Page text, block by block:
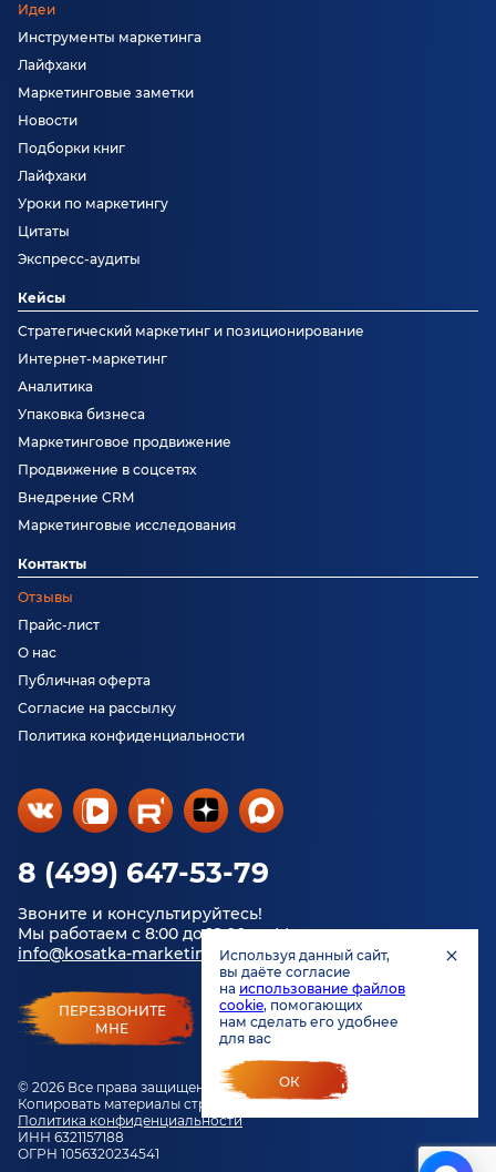
8 (499) 647-53-79
Звоните и консультируйтесь!
Мы работаем с 8:00 до 18:00 по Москве.
info@kosatka-marketing.ru
ПЕРЕЗВОНИТЕ
МНЕ
© 2026 Все права защищены.
Копировать материалы строго запрещено.
Политика конфиденциальности
ИНН 6321157188
ОГРН 1056320234541
Идеи
Инструменты маркетинга
Лайфхаки
Маркетинговые заметки
Новости
Подборки книг
Лайфхаки
Уроки по маркетингу
Цитаты
Экспресс-аудиты
Кейсы
Стратегический маркетинг и позиционирование
Интернет-маркетинг
Аналитика
Упаковка бизнеса
Маркетинговое продвижение
Продвижение в соцсетях
Внедрение CRM
Маркетинговые исследования
Контакты
Отзывы
Прайс-лист
О нас
Публичная оферта
Согласие на рассылку
Политика конфиденциальности
Используя данный сайт,
вы даёте согласие
на использование файлов
cookie, помогающих
нам сделать его удобнее
для вас
ОК